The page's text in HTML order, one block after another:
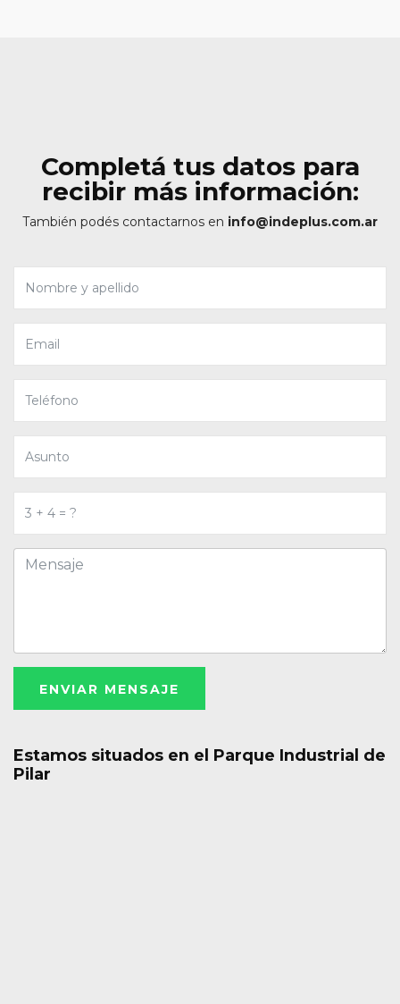
Completá tus datos para
recibir más información:
También podés contactarnos en info@indeplus.com.ar
ENVIAR MENSAJE
Estamos situados en el Parque Industrial de
Pilar